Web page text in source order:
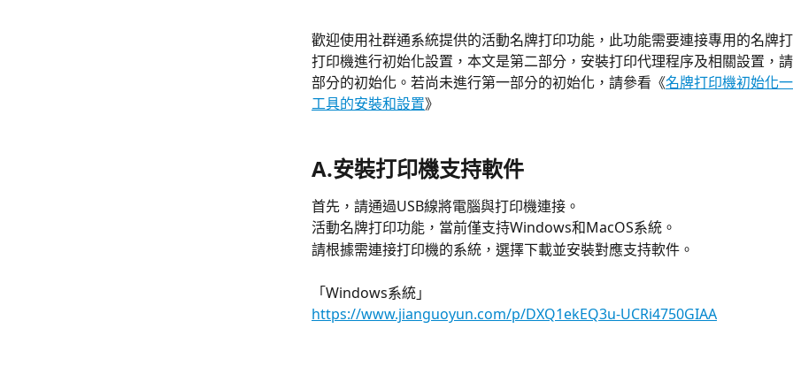
歡迎使用社群通系統提供的活動名牌打印功能，此功能需要連接專用的名牌
打印機進行初始化設置，本文是第二部分，安裝打印代理程序及相關設置，
部分的初始化。若尚未進行第一部分的初始化，請參看《名牌打印機初始化
工具的安裝和設置》
A.安裝打印機支持軟件
首先，請通過USB線將電腦與打印機連接。
活動名牌打印功能，當前僅支持Windows和MacOS系統。
請根據需連接打印機的系統，選擇下載並安裝對應支持軟件。
「Windows系統」
https://www.jianguoyun.com/p/DXQ1ekEQ3u-UCRi4750GIAA